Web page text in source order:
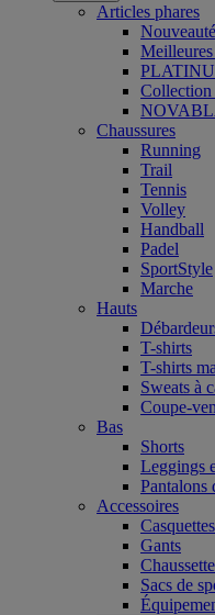
Articles phares
Meilleures
Chaussures
Running
Trail
Tennis
Volley
Handball
Padel
SportStyle
Marche
Hauts
T-shirts
T-shirts
Sweats à
Coupe-
Bas
Shorts
Leggings
Pantalons
Accessoires
Gants
Sacs de